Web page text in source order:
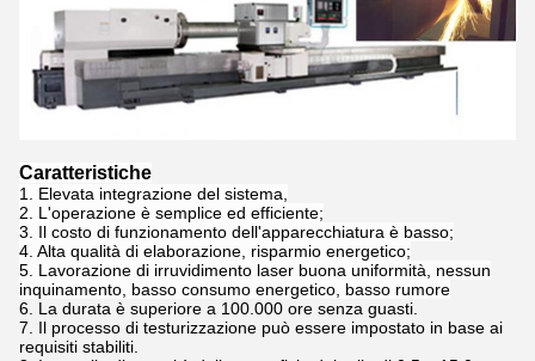
Caratteristiche
1. Elevata integrazione del sistema,
2. L'operazione è semplice ed efficiente;
3. Il costo di funzionamento dell'apparecchiatura è basso;
4. Alta qualità di elaborazione, risparmio energetico;
5. Lavorazione di irruvidimento laser buona uniformità, nessun
inquinamento, basso consumo energetico, basso rumore
6. La durata è superiore a 100.000 ore senza guasti.
7. Il processo di testurizzazione può essere impostato in base ai
requisiti stabiliti.